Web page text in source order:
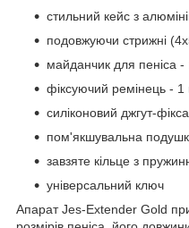
стильний кейс з
подовжуючи стрижні
майданчик для пеніса -
фіксуючий ремінець - 1
силіконовий джгут-
пом'якшувальна
завзяте кільце з
універсальний ключ
Апарат Jes-Extender Gold